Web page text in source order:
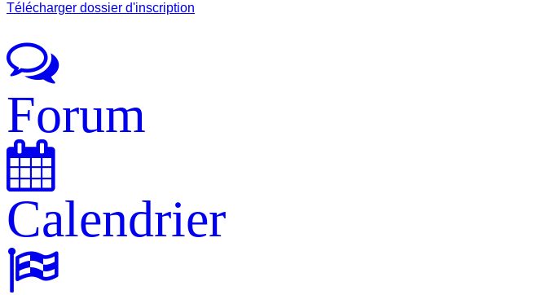
Télécharger dossier d'inscription
Forum
Calendrier